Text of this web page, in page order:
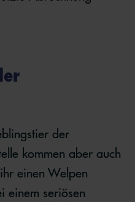
der
kommen aber auch
einen Welpen
einem seriösen